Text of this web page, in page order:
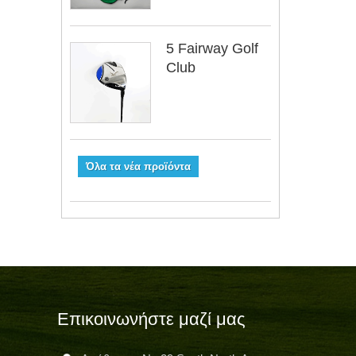
5 Fairway Golf
Club
Όλα τα νέα προϊόντα
Επικοινωνήστε μαζί μας